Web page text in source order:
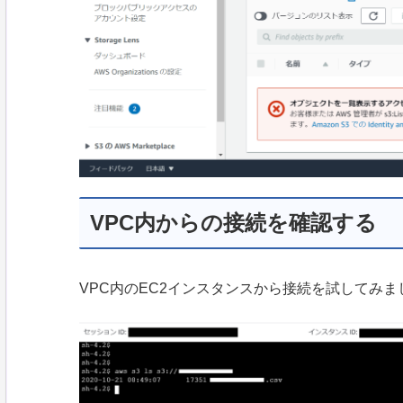
VPC内からの接続を確認する
VPC内のEC2インスタンスから接続を試してみま